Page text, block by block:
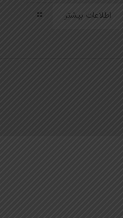
اطلاعات بیشتر